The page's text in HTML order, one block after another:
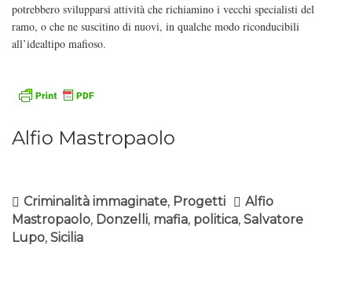
potrebbero svilupparsi attività che richiamino i vecchi specialisti del
ramo, o che ne suscitino di nuovi, in qualche modo riconducibili
all’idealtipo mafioso.
Alfio Mastropaolo
Criminalità immaginate, Progetti
Alfio
Mastropaolo, Donzelli, mafia, politica, Salvatore
Lupo, Sicilia